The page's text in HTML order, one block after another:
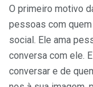
O primeiro motivo
pessoas com
social. Ele ama
conversa com ele.
conversar e de